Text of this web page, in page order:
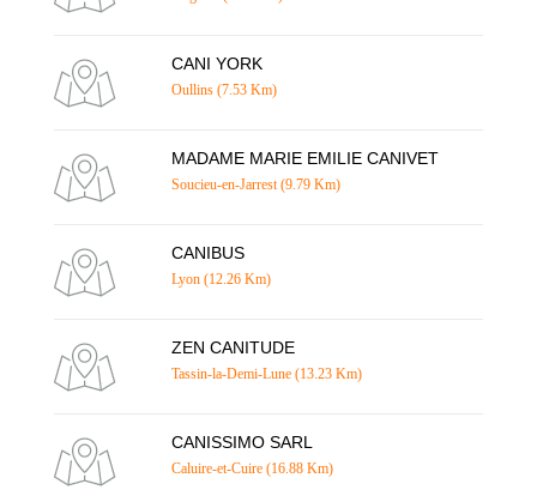
CANI YORK
Oullins (7.53 Km)
MADAME MARIE EMILIE CANIVET
Soucieu-en-Jarrest (9.79 Km)
CANIBUS
Lyon (12.26 Km)
ZEN CANITUDE
Tassin-la-Demi-Lune (13.23 Km)
CANISSIMO SARL
Caluire-et-Cuire (16.88 Km)